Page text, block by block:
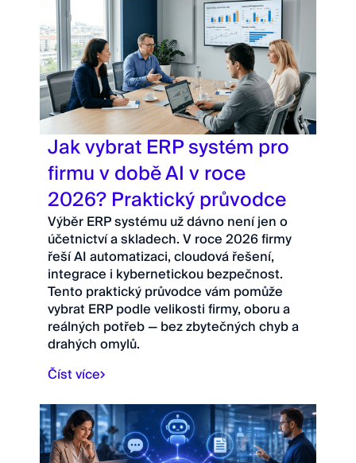
Jak vybrat ERP systém pro
firmu v době AI v roce
2026? Praktický průvodce
Výběr ERP systému už dávno není jen o
účetnictví a skladech. V roce 2026 firmy
řeší AI automatizaci, cloudová řešení,
integrace i kybernetickou bezpečnost.
Tento praktický průvodce vám pomůže
vybrat ERP podle velikosti firmy, oboru a
reálných potřeb — bez zbytečných chyb a
drahých omylů.
Číst více